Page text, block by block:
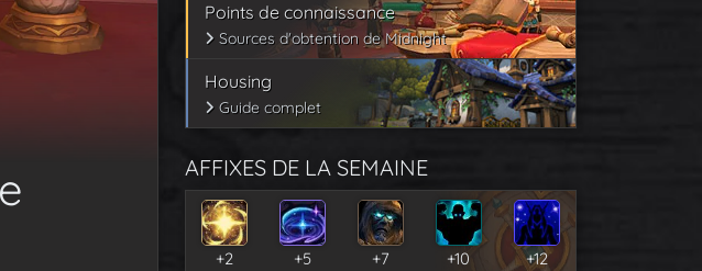
Points de connaissance
Sources d'obtention de Midnight
Housing
Guide complet
AFFIXES DE LA SEMAINE
+2 +5 +7 +10 +12